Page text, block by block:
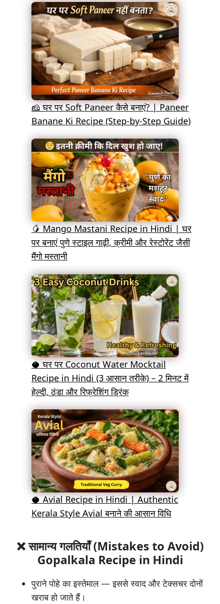
🧀 घर पर Soft Paneer कैसे बनाएं? | Paneer
Banane Ki Recipe (Step-by-Step Guide)
🥭 Mango Mastani Recipe in Hindi | घर
पर बनाएं पुणे स्टाइल गाढ़ी, क्रीमी और रेस्टोरेंट जैसी
मैंगो मस्तानी
🥥 घर पर Coconut Water Mocktail
Recipe in Hindi (3 आसान तरीके) – 2 मिनट में
हेल्दी, ठंडा और रिफ्रेशिंग ड्रिंक
🥥 Avial Recipe in Hindi | Authentic
Kerala Style Avial बनाने की आसान विधि
❌सामान्य गलतियाँ (Mistakes to Avoid)
Gopalkala Recipe in Hindi
पुराने पोहे का इस्तेमाल — इससे स्वाद और टेक्सचर दोनों
खराब हो जाते हैं।